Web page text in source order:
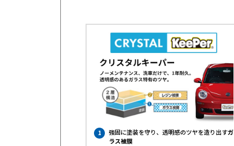
1 強固に塗装を守り、透明感のツヤを造り出すガ
ラス被膜